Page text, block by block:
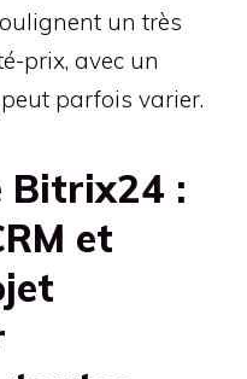
un très
prix, avec un
parfois varier.
Bitrix24 :
et